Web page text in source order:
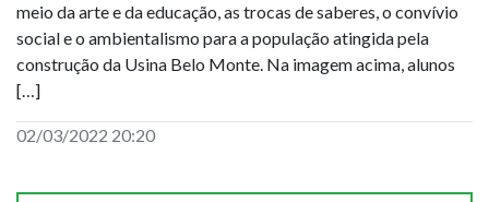
meio da arte e da educação, as trocas de saberes, o convívio
social e o ambientalismo para a população atingida pela
construção da Usina Belo Monte. Na imagem acima, alunos
[…]
02/03/2022 20:20